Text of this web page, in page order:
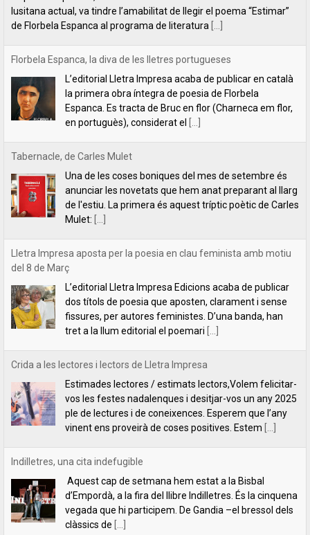
Espanca. Es tracta de Bruc en flor (Charneca em flor,
en portuguès), considerat el[...]
Tabernacle, de Carles Mulet
Una de les coses boniques del mes de setembre és
anunciar les novetats que hem anat preparant al llarg
de l'estiu. La primera és aquest tríptic poètic de Carles
Mulet:[...]
Lletra Impresa aposta per la poesia en clau feminista amb motiu
del 8 de Març
L’editorial Lletra Impresa Edicions acaba de publicar
dos títols de poesia que aposten, clarament i sense
fissures, per autores feministes. D’una banda, han
Crida a les lectores i lectors de Lletra Impresa
Estimades lectores / estimats lectors,Volem felicitar-
vos les festes nadalenques i desitjar-vos un any 2025
ple de lectures i de coneixences. Esperem que l’any
vinent ens proveirà de coses positives. Estem
Indilletres, una cita indefugible
Aquest cap de setmana hem estat a la Bisbal
d’Empordà, a la fira del llibre Indilletres. És la cinquena
vegada que hi participem. De Gandia –el bressol dels
clàssics de[...]
Lletra Impresa Edicions participa en la 28 edició de la Fira del Llibre
Com cada any, Lletra Impresa Edicions participa en la
Fira del Llibre del Pirineu que se celebra a
l'emblemàtic poble d'Organyà. Enguany, amb una